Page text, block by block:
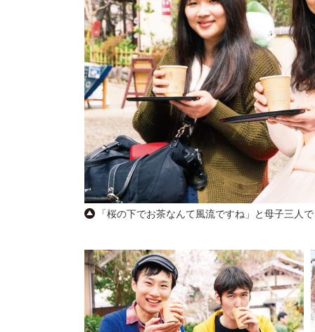
「桜の下でお茶なんて風流ですね」と母子三人